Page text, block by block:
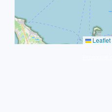
Leaflet